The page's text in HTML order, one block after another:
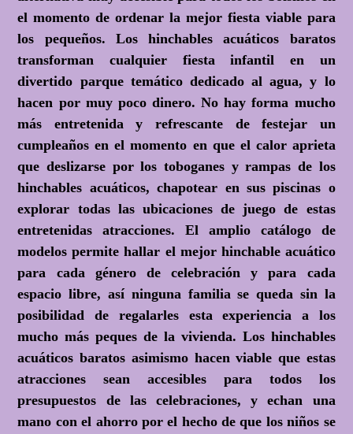
el momento de ordenar la mejor fiesta viable para
los pequeños. Los hinchables acuáticos baratos
transforman cualquier fiesta infantil en un
divertido parque temático dedicado al agua, y lo
hacen por muy poco dinero. No hay forma mucho
más entretenida y refrescante de festejar un
cumpleaños en el momento en que el calor aprieta
que deslizarse por los toboganes y rampas de los
hinchables acuáticos, chapotear en sus piscinas o
explorar todas las ubicaciones de juego de estas
entretenidas atracciones. El amplio catálogo de
modelos permite hallar el mejor hinchable acuático
para cada género de celebración y para cada
espacio libre, así ninguna familia se queda sin la
posibilidad de regalarles esta experiencia a los
mucho más peques de la vivienda. Los hinchables
acuáticos baratos asimismo hacen viable que estas
atracciones sean accesibles para todos los
presupuestos de las celebraciones, y echan una
mano con el ahorro por el hecho de que los niños se